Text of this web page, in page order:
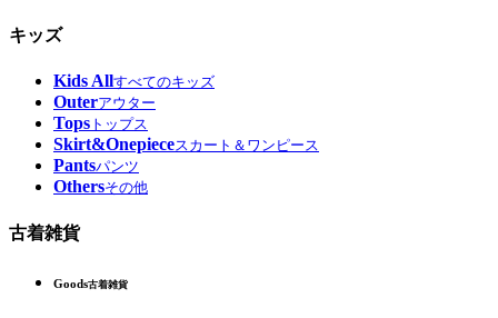
キッズ
Kids Allすべてのキッズ
Outerアウター
Tops トップス
Skirt&Onepieceスカート＆ワンピース
Pantsパンツ
Othersその他
古着雑貨
Goods古着雑貨